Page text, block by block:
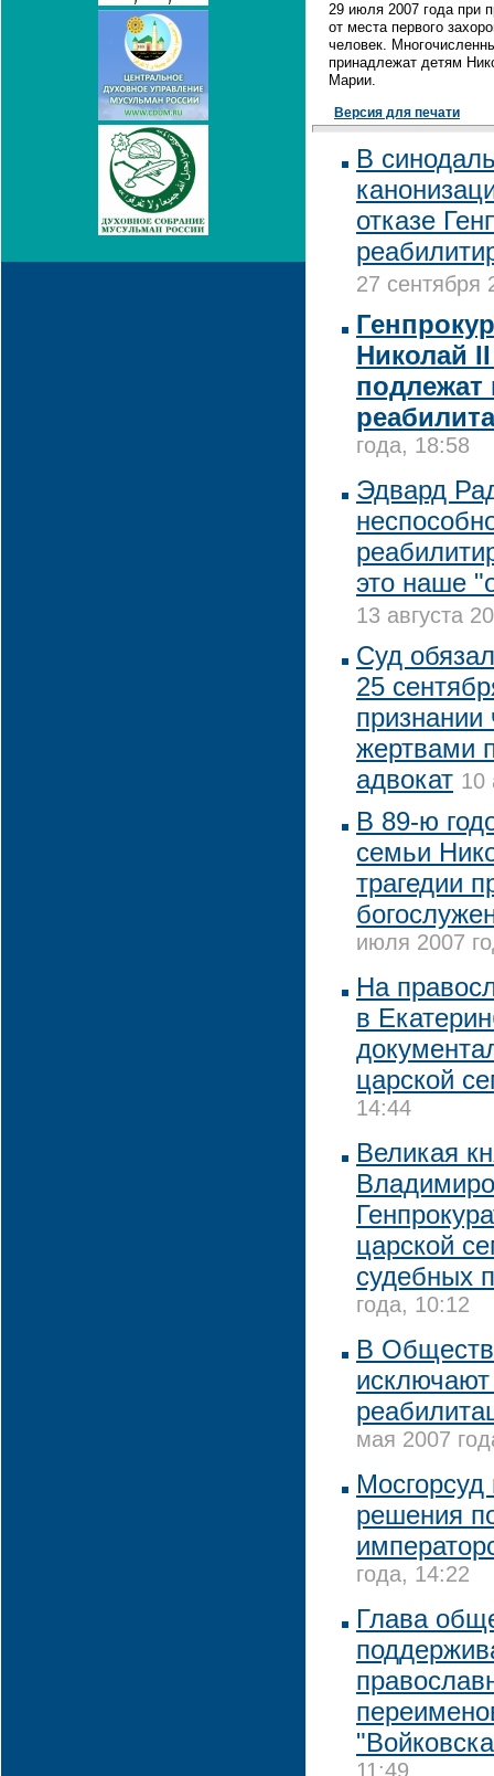
29 июля 2007 года при
от места первого
человек.
принадлежат детям
Марии.
Версия для печати
В
отказе
27 сентября
Николай
подлежат
года, 18:58
Эдвард
это наше
13 августа
Суд
25
жертвами
адвокат 10
В 89-ю
семьи
трагедии
июля 2007
На
в
царской
14:44
Великая
царской
судебных
года, 10:12
В
мая 2007
Мосгорсуд
решения
года, 14:22
Глава